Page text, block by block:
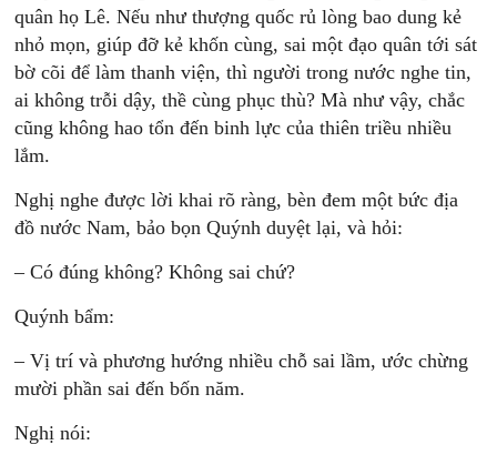
quân họ Lê. Nếu như thượng quốc rủ lòng bao dung kẻ
nhỏ mọn, giúp đỡ kẻ khốn cùng, sai một đạo quân tới sát
bờ cõi để làm thanh viện, thì người trong nước nghe tin,
ai không trỗi dậy, thề cùng phục thù? Mà như vậy, chắc
cũng không hao tổn đến binh lực của thiên triều nhiều
lắm.
Nghị nghe được lời khai rõ ràng, bèn đem một bức địa
đồ nước Nam, bảo bọn Quýnh duyệt lại, và hỏi:
– Có đúng không? Không sai chứ?
Quýnh bẩm:
– Vị trí và phương hướng nhiều chỗ sai lầm, ước chừng
mười phần sai đến bốn năm.
Nghị nói: